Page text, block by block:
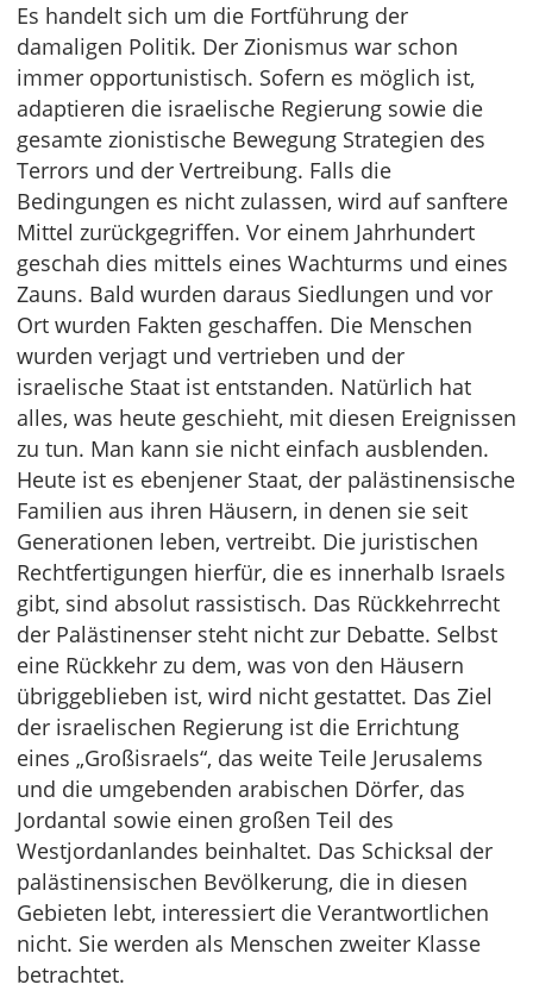
Es handelt sich um die Fortführung der
damaligen Politik. Der Zionismus war schon
immer opportunistisch. Sofern es möglich ist,
adaptieren die israelische Regierung sowie die
gesamte zionistische Bewegung Strategien des
Terrors und der Vertreibung. Falls die
Bedingungen es nicht zulassen, wird auf sanftere
Mittel zurückgegriffen. Vor einem Jahrhundert
geschah dies mittels eines Wachturms und eines
Zauns. Bald wurden daraus Siedlungen und vor
Ort wurden Fakten geschaffen. Die Menschen
wurden verjagt und vertrieben und der
israelische Staat ist entstanden. Natürlich hat
alles, was heute geschieht, mit diesen Ereignissen
zu tun. Man kann sie nicht einfach ausblenden.
Heute ist es ebenjener Staat, der palästinensische
Familien aus ihren Häusern, in denen sie seit
Generationen leben, vertreibt. Die juristischen
Rechtfertigungen hierfür, die es innerhalb Israels
gibt, sind absolut rassistisch. Das Rückkehrrecht
der Palästinenser steht nicht zur Debatte. Selbst
eine Rückkehr zu dem, was von den Häusern
übriggeblieben ist, wird nicht gestattet. Das Ziel
der israelischen Regierung ist die Errichtung
eines „Großisraels“, das weite Teile Jerusalems
und die umgebenden arabischen Dörfer, das
Jordantal sowie einen großen Teil des
Westjordanlandes beinhaltet. Das Schicksal der
palästinensischen Bevölkerung, die in diesen
Gebieten lebt, interessiert die Verantwortlichen
nicht. Sie werden als Menschen zweiter Klasse
betrachtet.